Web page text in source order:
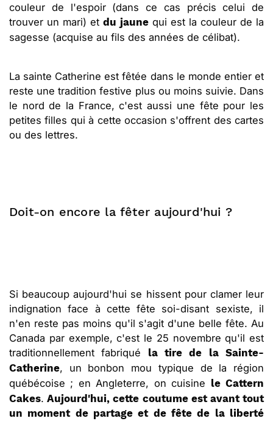
couleur de l'espoir (dans ce cas précis celui de
trouver un mari) et du jaune qui est la couleur de la
sagesse (acquise au fils des années de célibat).
La sainte Catherine est fêtée dans le monde entier et
reste une tradition festive plus ou moins suivie. Dans
le nord de la France, c'est aussi une fête pour les
petites filles qui à cette occasion s'offrent des cartes
ou des lettres.
Doit-on encore la fêter aujourd'hui ?
Si beaucoup aujourd'hui se hissent pour clamer leur
indignation face à cette fête soi-disant sexiste, il
n'en reste pas moins qu'il s'agit d'une belle fête. Au
Canada par exemple, c'est le 25 novembre qu'il est
traditionnellement fabriqué la tire de la Sainte-
Catherine, un bonbon mou typique de la région
québécoise ; en Angleterre, on cuisine le Cattern
Cakes. Aujourd'hui, cette coutume est avant tout
un moment de partage et de fête de la liberté